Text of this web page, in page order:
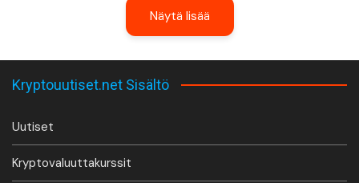
Näytä lisää
Kryptouutiset.net Sisältö
Uutiset
Kryptovaluuttakurssit